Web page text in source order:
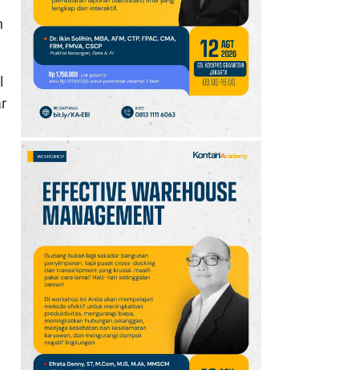
10 Klasemen Grup A Piala
AFF 2026: Ini Skenario
Indonesia Lolos ke
Semifinal